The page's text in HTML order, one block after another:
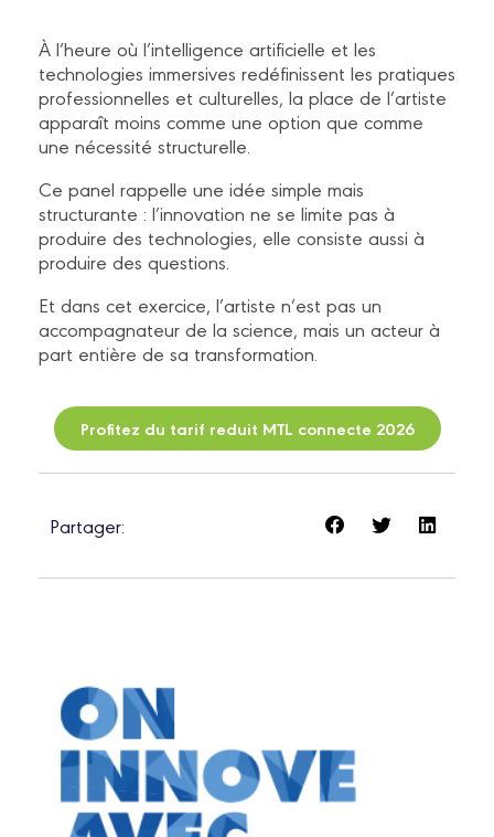
À l’heure où l’intelligence artificielle et les
technologies immersives redéfinissent les pratiques
professionnelles et culturelles, la place de l’artiste
apparaît moins comme une option que comme
une nécessité structurelle.
Ce panel rappelle une idée simple mais
structurante : l’innovation ne se limite pas à
produire des technologies, elle consiste aussi à
produire des questions.
Et dans cet exercice, l’artiste n’est pas un
accompagnateur de la science, mais un acteur à
part entière de sa transformation.
Profitez du tarif reduit MTL connecte 2026
Partager: